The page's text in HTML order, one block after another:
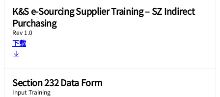
K&S e-Sourcing Supplier Training – SZ Indirect
Purchasing
Rev 1.0
下载
Section 232 Data Form
Input Training